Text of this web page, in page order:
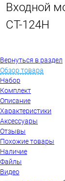
Входной
CT-124H
Вернуться в раздел
Обзор товара
Набор
Комплект
Описание
Характеристики
Аксессуары
Отзывы
Похожие товары
Наличие
Файлы
Видео